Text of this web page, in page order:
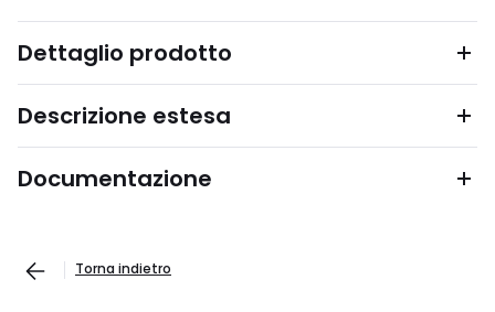
Dettaglio prodotto
Descrizione estesa
Documentazione
Torna indietro